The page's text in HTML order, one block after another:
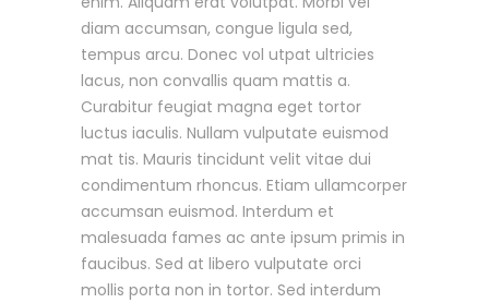
diam accumsan, congue ligula sed,
tempus arcu. Donec vol utpat ultricies
lacus, non convallis quam mattis a.
Curabitur feugiat magna eget tortor
luctus iaculis. Nullam vulputate euismod
mat tis. Mauris tincidunt velit vitae dui
condimentum rhoncus. Etiam ullamcorper
accumsan euismod. Interdum et
malesuada fames ac ante ipsum primis in
faucibus. Sed at libero vulputate orci
mollis porta non in tortor. Sed interdum